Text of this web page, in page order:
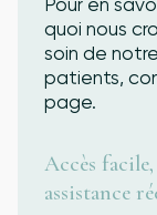
Pour en
quoi nous
soin de
patients,
page.
Accès
assistance